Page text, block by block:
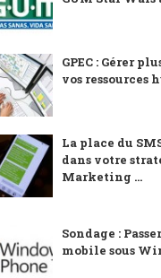
GPEC : Gérer
vos ressources
La place du
dans votre
Marketing ...
Sondage :
mobile sous